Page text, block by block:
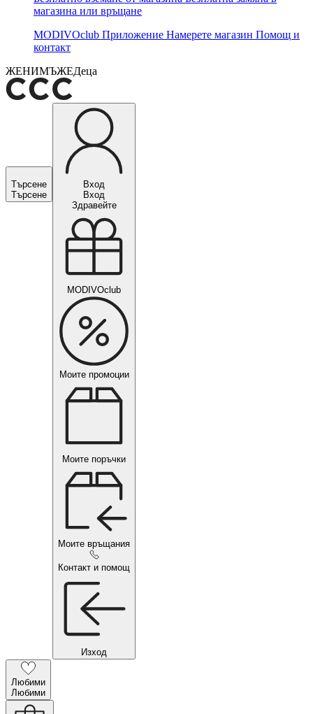
магазина или връщане
MODIVOclub Приложение Намерете магазин Помощ и
контакт
ЖЕНИМЪЖЕДеца
Търсене
Търсене
Вход
Вход
Здравейте
MODIVOclub
Моите промоции
Моите поръчки
Моите връщания
Контакт и помощ
Изход
Любими
Любими